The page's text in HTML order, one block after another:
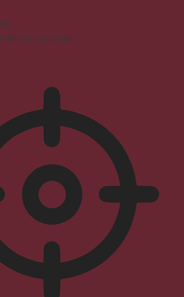
réduit les couleurs